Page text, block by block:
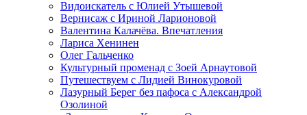
Видоискатель с Юлией Утышевой
Вернисаж с Ириной Ларионовой
Валентина Калачёва. Впечатления
Лариса Хенинен
Олег Гальченко
Культурный променад с Зоей Арнаутовой
Путешествуем с Лидией Винокуровой
Лазурный Берег без пафоса с Александрой
Озолиной